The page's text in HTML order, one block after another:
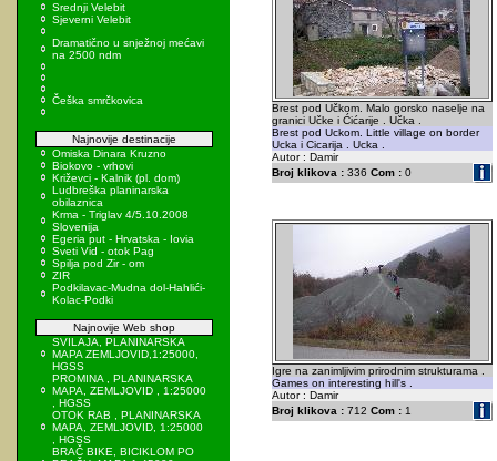
Srednji Velebit
Sjeverni Velebit
Dramatično u snježnoj mećavi
na 2500 ndm
Češka smrčkovica
Najnovije destinacije
Omiska Dinara Kruzno
Biokovo - vrhovi
Križevci - Kalnik (pl. dom)
Ludbreška planinarska
obilaznica
Krma - Triglav 4/5.10.2008
Slovenija
Egeria put - Hrvatska - Iovia
Sveti Vid - otok Pag
Spilja pod Zir - om
ZIR
Podkilavac-Mudna dol-Hahlići-
Kolac-Podki
Najnovije Web shop
SVILAJA, PLANINARSKA
MAPA ZEMLJOVID,1:25000,
HGSS
PROMINA , PLANINARSKA
MAPA, ZEMLJOVID , 1:25000
, HGSS
OTOK RAB , PLANINARSKA
MAPA, ZEMLJOVID, 1:25000
, HGSS
BRAČ BIKE, BICIKLOM PO
Brest pod Učkom. Malo gorsko naselje na
granici Učke i Ćićarije . Učka .
Brest pod Uckom. Little village on border
Ucka i Cicarija . Ucka .
Autor : Damir
Broj klikova :336 Com :0
Igre na zanimljivim prirodnim strukturama .
Games on interesting hill's .
Autor : Damir
Broj klikova :712 Com :1